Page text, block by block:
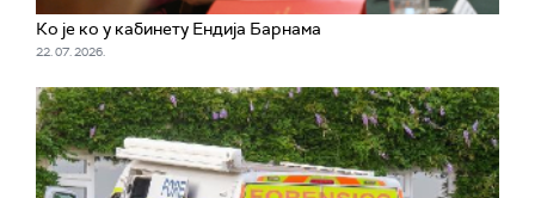
Ко је ко у кабинету Ендија Барнама
22. 07. 2026.